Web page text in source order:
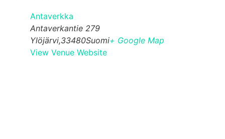
Antaverkka
Antaverkantie 279
Ylöjärvi,33480Suomi+ Google Map
View Venue Website